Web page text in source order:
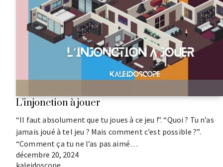
L’injonction à jouer
“Il faut absolument que tu joues à ce jeu !”. “Quoi ? Tu n’as
jamais joué à tel jeu ? Mais comment c’est possible ?”.
“Comment ça tu ne l’as pas aimé…
décembre 20, 2024
kaleidoscope